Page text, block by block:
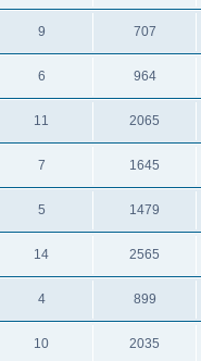
9 707
6 964
11 2065
7 1645
5 1479
14 2565
4 899
10 2035